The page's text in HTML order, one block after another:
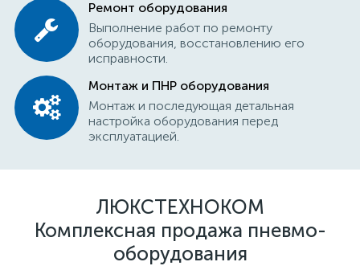
Ремонт оборудования
Выполнение работ по ремонту
оборудования, восстановлению его
исправности.
Монтаж и ПНР оборудования
Монтаж и последующая детальная
настройка оборудования перед
эксплуатацией.
ЛЮКСТЕХНОКОМ
Комплексная продажа пневмо-
оборудования